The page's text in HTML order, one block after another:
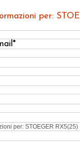
per: